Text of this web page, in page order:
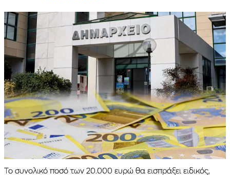
Το συνολικό ποσό των 20.000 ευρώ θα εισπράξει ειδικός,